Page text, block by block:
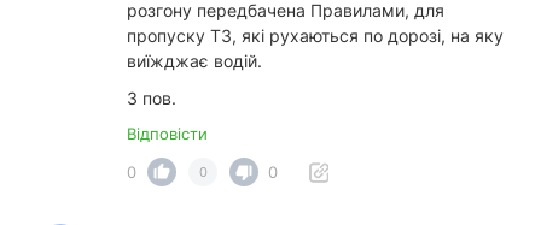
розгону передбачена Правилами, для
пропуску ТЗ, які рухаються по дорозі, на яку
виїжджає водій.
З пов.
Відповісти
0
0 0